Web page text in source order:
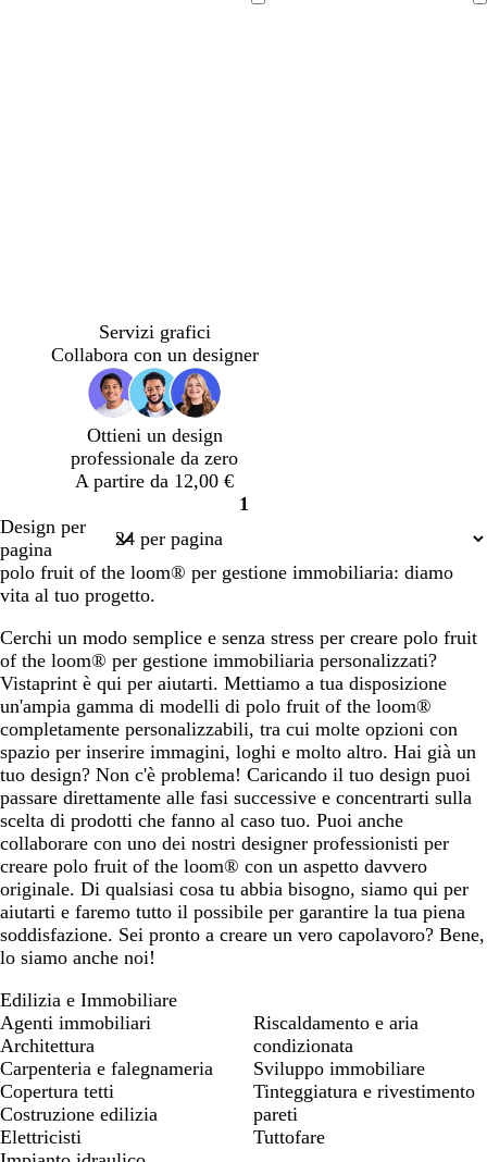
Servizi grafici
Collabora con un designer
Ottieni un design
professionale da zero
A partire da 12,00 €
Pagina
1
Design per
pagina
polo fruit of the loom® per gestione immobiliaria: diamo
vita al tuo progetto.
Cerchi un modo semplice e senza stress per creare polo fruit
of the loom® per gestione immobiliaria personalizzati?
Vistaprint è qui per aiutarti. Mettiamo a tua disposizione
un'ampia gamma di modelli di polo fruit of the loom®
completamente personalizzabili, tra cui molte opzioni con
spazio per inserire immagini, loghi e molto altro. Hai già un
tuo design? Non c'è problema! Caricando il tuo design puoi
passare direttamente alle fasi successive e concentrarti sulla
scelta di prodotti che fanno al caso tuo. Puoi anche
collaborare con uno dei nostri designer professionisti per
creare polo fruit of the loom® con un aspetto davvero
originale. Di qualsiasi cosa tu abbia bisogno, siamo qui per
aiutarti e faremo tutto il possibile per garantire la tua piena
soddisfazione. Sei pronto a creare un vero capolavoro? Bene,
lo siamo anche noi!
Edilizia e Immobiliare
Agenti immobiliari
Architettura
Carpenteria e falegnameria
Copertura tetti
Costruzione edilizia
Elettricisti
Riscaldamento e aria
condizionata
Sviluppo immobiliare
Tinteggiatura e rivestimento
pareti
Tuttofare